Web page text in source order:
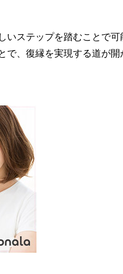
いステップを踏むことで可
、復縁を実現する道が開